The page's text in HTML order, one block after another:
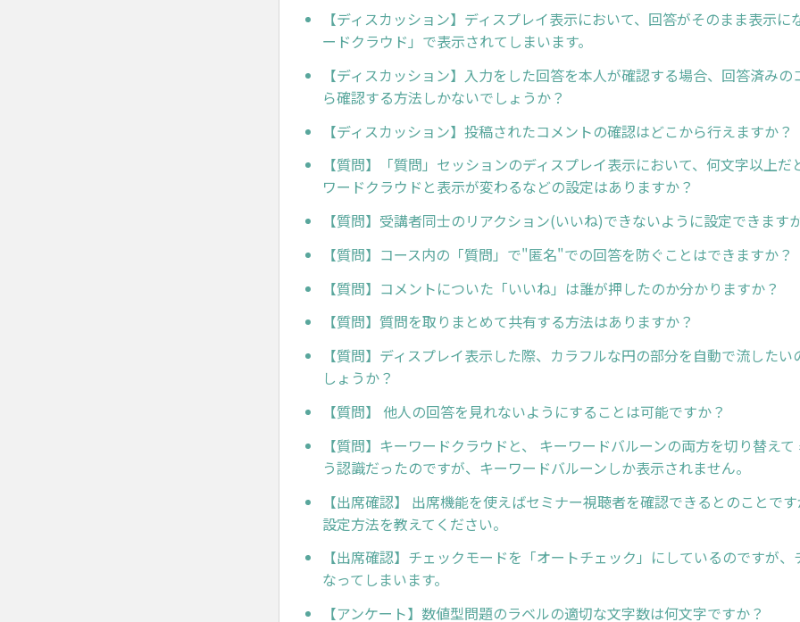
【ディスカッション】ディスプレイ表示において、回答がそのまま表示に
ードクラウド」で表示されてしまいます。
【ディスカッション】入力をした回答を本人が確認する場合、回答済み
ら確認する方法しかないでしょうか？
【ディスカッション】投稿されたコメントの確認はどこから行えますか？
【質問】「質問」セッションのディスプレイ表示において、何文字以上だ
ワードクラウドと表示が変わるなどの設定はありますか？
【質問】受講者同士のリアクション(いいね)できないように設定できます
【質問】コース内の「質問」で"匿名"での回答を防ぐことはできますか？
【質問】コメントについた「いいね」は誰が押したのか分かりますか？
【質問】質問を取りまとめて共有する方法はありますか？
【質問】ディスプレイ表示した際、カラフルな円の部分を自動で流した
しょうか？
【質問】 他人の回答を見れないようにすることは可能ですか？
【質問】キーワードクラウドと、 キーワードバルーンの両方を切り替え
う認識だったのですが、キーワードバルーンしか表示されません。
【出席確認】 出席機能を使えばセミナー視聴者を確認できるとのことで
設定方法を教えてください。
【出席確認】チェックモードを「オートチェック」にしているのですが
なってしまいます。
【アンケート】数値型問題のラベルの適切な文字数は何文字ですか？